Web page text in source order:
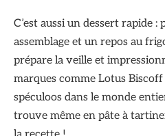
C’est aussi un dessert rapide :
assemblage et un repos au
prépare la veille et
marques comme Lotus
spéculoos dans le monde
trouve même en pâte à